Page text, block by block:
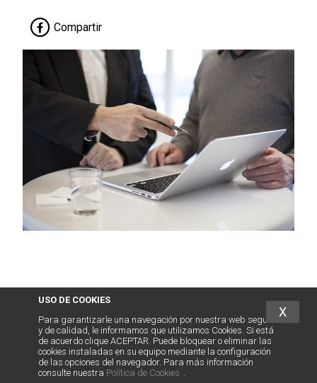
Compartir
USO DE COOKIES
Para garantizarle una navegación por nuestra web segura
y de calidad, le informamos que utilizamos Cookies. Si está
de acuerdo clique ACEPTAR. Puede bloquear o eliminar las
cookies instaladas en su equipo mediante la configuración
de las opciones del navegador. Para más información
consulte nuestra Política de Cookies .
X